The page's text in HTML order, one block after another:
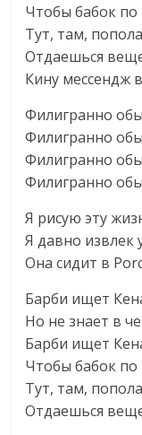
Чтобы бабок по
Тут, там,
Отдаешься
Кину мессендж
Филигранно
Филигранно
Филигранно
Филигранно
Я рисую эту
Я давно извлек
Она сидит в
Барби ищет
Но не знает в
Барби ищет
Чтобы бабок по
Тут, там,
Отдаешься